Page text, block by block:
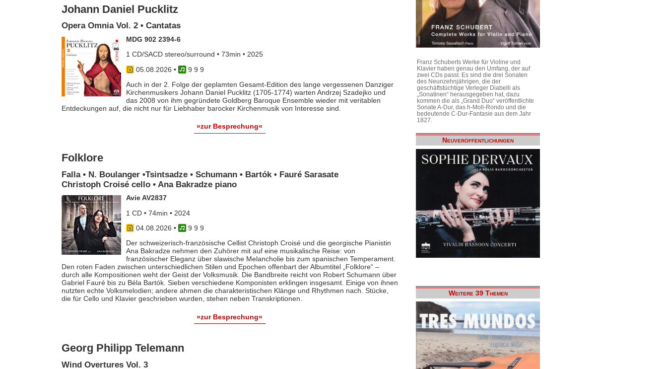
Johann Daniel Pucklitz
Opera Omnia Vol. 2 • Cantatas
MDG 902 2394-6
1 CD/SACD stereo/surround • 73min • 2025
05.08.2026 •
9 9 9
Auch in der 2. Folge der geplamten Gesamt-Edition des lange vergessenen Danziger
Kirchenmusikers Johann Daniel Pucklitz (1705-1774) warten Andrzej Szadejko und
das 2008 von ihm gegründete Goldberg Baroque Ensemble wieder mit veritablen
Entdeckungen auf, die nicht nur für Liebhaber barocker Kirchenmusik von Interesse sind.
»zur Besprechung«
Folklore
Falla • N. Boulanger •Tsintsadze • Schumann • Bartók • Fauré Sarasate
Christoph Croisé cello • Ana Bakradze piano
Avie AV2837
1 CD • 74min • 2024
04.08.2026 •
9 9 9
Der schweizerisch-französische Cellist Christoph Croisé und die georgische Pianistin
Ana Bakradze nehmen den Zuhörer mit auf eine musikalische Reise: von
französischer Eleganz über slawische Melancholie bis zum spanischen Temperament.
Den roten Faden zwischen unterschiedlichen Stilen und Epochen offenbart der Albumtitel „Folklore“ –
durch alle Kompositionen weht der Geist der Volksmusik. Die Bandbreite reicht von Robert Schumann über
Gabriel Fauré bis zu Béla Bartók. Sieben verschiedene Komponisten erklingen insgesamt. Einige von ihnen
nutzten echte Volksmelodien; andere ahmen die charakteristischen Klänge und Rhythmen nach. Stücke,
die für Cello und Klavier geschrieben wurden, stehen neben Transkriptionen.
»zur Besprechung«
Georg Philipp Telemann
Wind Overtures Vol. 3
Franz Schuberts Werke für Violine und
Klavier haben genau den Umfang, der auf
zwei CDs passt. Es sind die drei Sonaten
des Neunzehnjährigen, die der
geschäftstüchtige Verleger Diabelli als
„Sonatinen“ herausgegeben hat, dazu
kommen die als „Grand Duo“ veröffentlichte
Sonate A-Dur, das h-Moll-Rondo und die
bedeutende C-Dur-Fantasie aus dem Jahr
1827.
Neuveröffentlichungen
Weitere 39 Themen